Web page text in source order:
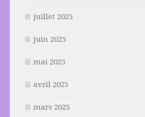
juillet 2025
juin 2025
mai 2025
avril 2025
mars 2025